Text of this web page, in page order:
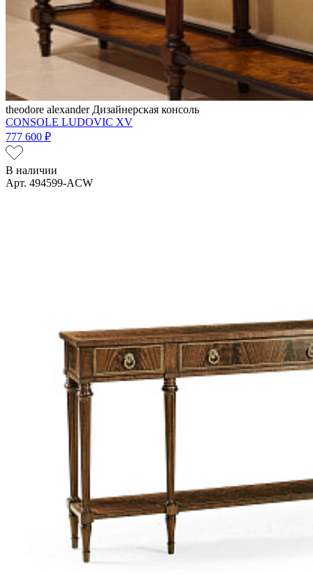
theodore alexander Дизайнерская консоль
CONSOLE LUDOVIC XV
777 600 ₽
В наличии
Арт. 494599-ACW